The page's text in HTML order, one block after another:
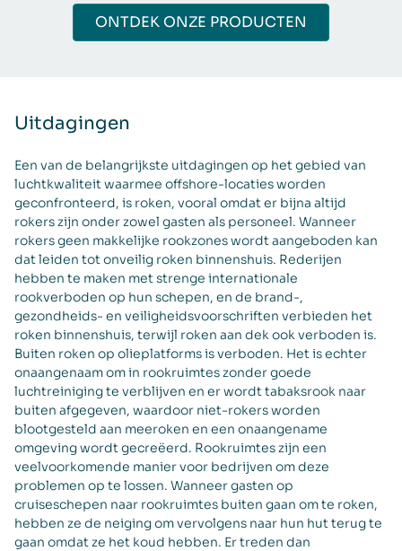
ONTDEK ONZE PRODUCTEN
Uitdagingen
Een van de belangrijkste uitdagingen op het gebied van
luchtkwaliteit waarmee offshore-locaties worden
geconfronteerd, is roken, vooral omdat er bijna altijd
rokers zijn onder zowel gasten als personeel. Wanneer
rokers geen makkelijke rookzones wordt aangeboden kan
dat leiden tot onveilig roken binnenshuis. Rederijen
hebben te maken met strenge internationale
rookverboden op hun schepen, en de brand-,
gezondheids- en veiligheidsvoorschriften verbieden het
roken binnenshuis, terwijl roken aan dek ook verboden is.
Buiten roken op olieplatforms is verboden. Het is echter
onaangenaam om in rookruimtes zonder goede
luchtreiniging te verblijven en er wordt tabaksrook naar
buiten afgegeven, waardoor niet-rokers worden
blootgesteld aan meeroken en een onaangename
omgeving wordt gecreëerd. Rookruimtes zijn een
veelvoorkomende manier voor bedrijven om deze
problemen op te lossen. Wanneer gasten op
cruiseschepen naar rookruimtes buiten gaan om te roken,
hebben ze de neiging om vervolgens naar hun hut terug te
gaan omdat ze het koud hebben. Er treden dan